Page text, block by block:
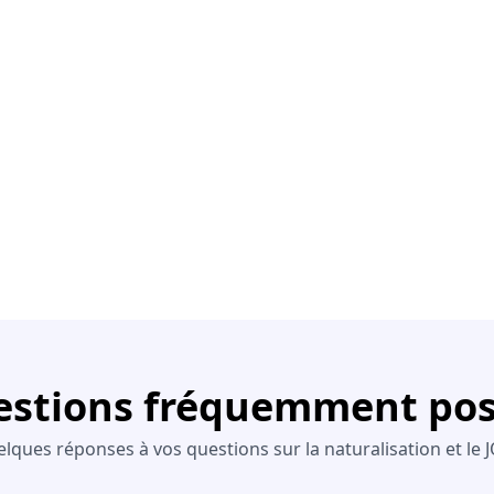
fréquemment
réponses à vos questions sur la naturalisation et le